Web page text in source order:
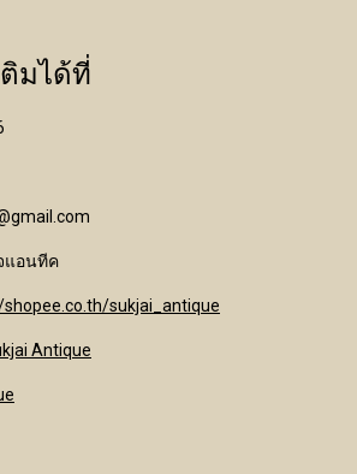
มได้ที่
แอนทีค
sukjai_antique
Antique